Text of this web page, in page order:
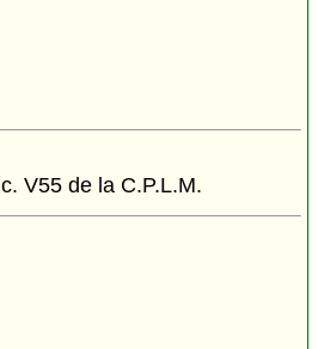
c. V55 de la C.P.L.M.